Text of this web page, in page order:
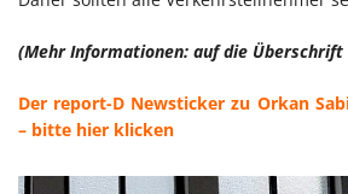
(Mehr Informationen: auf die
Der report-D Newsticker zu Orkan
– bitte hier klicken